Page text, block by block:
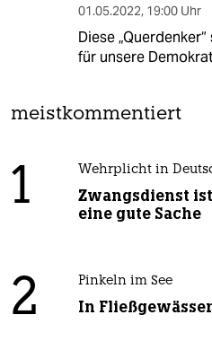
01.05.2022, 19:00 Uhr
Diese
für unsere
meistkommentiert
1 Wehrplicht in
Zwangsdienst
eine gute Sache
2 Pinkeln im See
In